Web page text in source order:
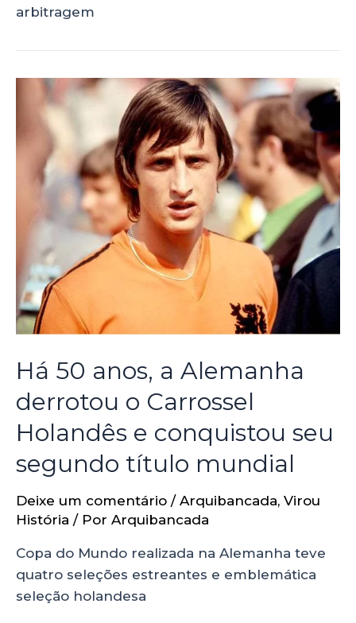
arbitragem
Há 50 anos, a Alemanha
derrotou o Carrossel
Holandês e conquistou seu
segundo título mundial
Deixe um comentário / Arquibancada, Virou
História / Por Arquibancada
Copa do Mundo realizada na Alemanha teve
quatro seleções estreantes e emblemática
seleção holandesa